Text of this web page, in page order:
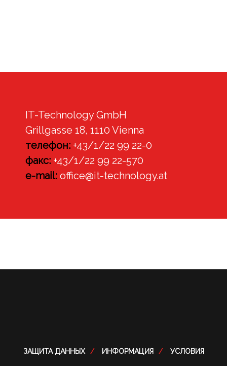
IT-Technology GmbH
Grillgasse 18, 1110 Vienna
телефон: +43/1/22 99 22-0
факс: +43/1/22 99 22-570
e-mail: office@it-technology.at
ЗАЩИТА ДАННЫХ ИНФОРМАЦИЯ УСЛОВИЯ